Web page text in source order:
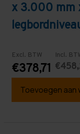
x 3.000 mm
Excl. BTW
€378,71
Incl.
Toevoegen aan